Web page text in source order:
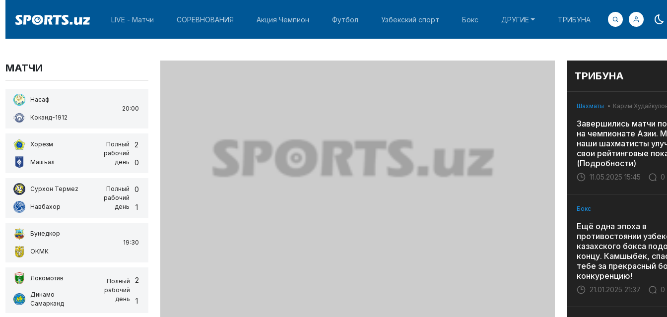
LIVE - Матчи СОРЕВНОВАНИЯ Акция Чемпион Футбол Узбекский спорт Бокс ДРУГИЕ ТРИБУНА
МАТЧИ
Насаф
Коканд-1912
20:00
Хорезм
Машъал
Полный
рабочий
день
2
0
Сурхон Термеz
Навбахор
Полный
рабочий
день
0
1
Бунедкор
ОКМК
19:30
Локомотив
Динамо
Самарканд
Полный
рабочий
день
2
1
ТРИБУНА
Шахматы Карим
Завершились матчи
на чемпионате Азии.
наши шахматисты
свои рейтинговые
(Подробности)
11.05.2025 15:45 0
Бокс
Ещё одна эпоха в
противостоянии
казахского бокса
концу. Камшыбек,
тебе за прекрасный
конкуренцию!
21.01.2025 21:37 0